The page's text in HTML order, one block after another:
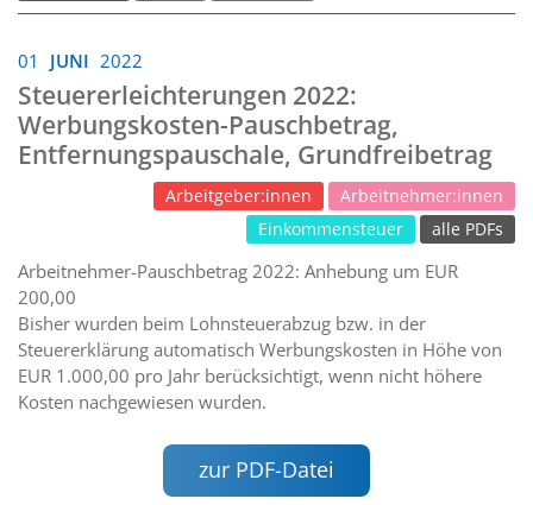
01 JUNI 2022
Steuererleichterungen 2022:
Werbungskosten-Pauschbetrag,
Entfernungspauschale, Grundfreibetrag
Arbeitgeber:innen
Arbeitnehmer:innen
Einkommensteuer
alle PDFs
Arbeitnehmer-Pauschbetrag 2022: Anhebung um EUR
200,00
Bisher wurden beim Lohnsteuerabzug bzw. in der
Steuererklärung automatisch Werbungskosten in Höhe von
EUR 1.000,00 pro Jahr berücksichtigt, wenn nicht höhere
Kosten nachgewiesen wurden.
zur PDF-Datei